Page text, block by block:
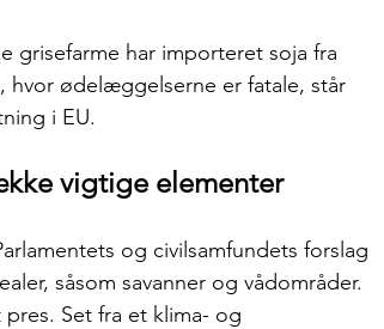
hvor ødelæggelserne er fatale, står
i EU.
vigtige elementer
og civilsamfundets forslag
såsom savanner og vådområder.
Set fra et klima- og